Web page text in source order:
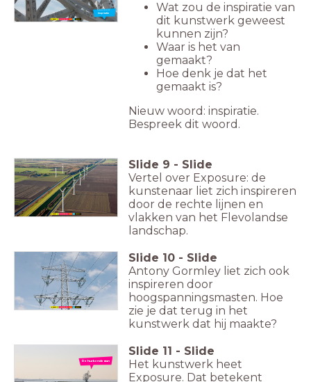
Inspiratie
Nieuw woord:
Wat zou de inspiratie van
dit kunstwerk geweest
kunnen zijn?
Waar is het van
gemaakt?
Hoe denk je dat het
gemaakt is?
Nieuw woord: inspiratie.
Bespreek dit woord.
Slide 9 - Slide
Vertel over Exposure: de
kunstenaar liet zich inspireren
door de rechte lijnen en
vlakken van het Flevolandse
landschap.
Slide 10 - Slide
Antony Gormley liet zich ook
inspireren door
hoogspanningsmasten. Hoe
zie je dat terug in het
kunstwerk dat hij maakte?
De hurkende man
Slide 11 - Slide
Het kunstwerk heet
Exposure. Dat betekent